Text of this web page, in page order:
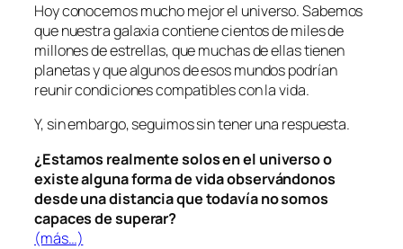
Hoy conocemos mucho mejor el universo. Sabemos
que nuestra galaxia contiene cientos de miles de
millones de estrellas, que muchas de ellas tienen
planetas y que algunos de esos mundos podrían
reunir condiciones compatibles con la vida.
Y, sin embargo, seguimos sin tener una respuesta.
¿Estamos realmente solos en el universo o
existe alguna forma de vida observándonos
desde una distancia que todavía no somos
capaces de superar?
(más…)